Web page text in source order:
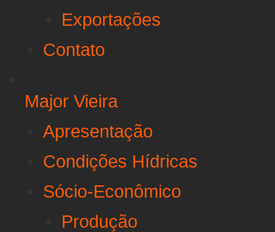
Exportações
Contato
Major Vieira
Apresentação
Condições Hídricas
Sócio-Econômico
Produção